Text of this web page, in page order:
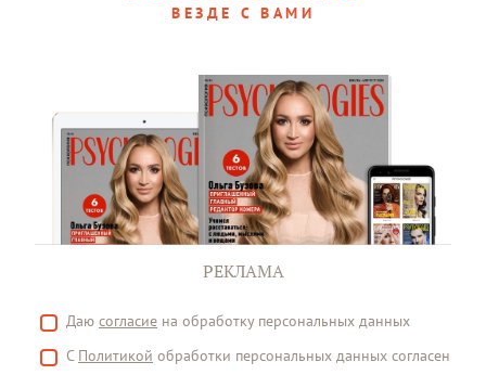
ВЕЗДЕ С ВАМИ
РЕКЛАМА
Даю согласие на обработку персональных данных
С Политикой обработки персональных данных согласен